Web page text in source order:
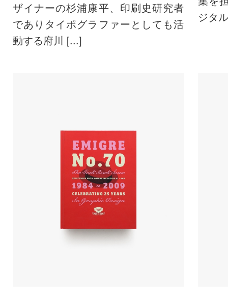
ザイナーの杉浦康平、印刷史研究者
でありタイポグラファーとしても活
動する府川 [...]
ジタ